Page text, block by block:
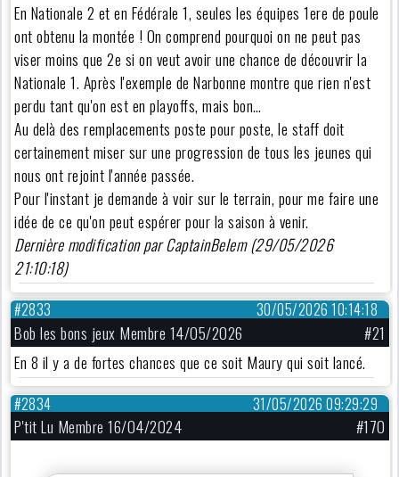
En Nationale 2 et en Fédérale 1, seules les équipes 1ere de poule
ont obtenu la montée ! On comprend pourquoi on ne peut pas
viser moins que 2e si on veut avoir une chance de découvrir la
Nationale 1. Après l'exemple de Narbonne montre que rien n'est
perdu tant qu'on est en playoffs, mais bon…
Au delà des remplacements poste pour poste, le staff doit
certainement miser sur une progression de tous les jeunes qui
nous ont rejoint l'année passée.
Pour l'instant je demande à voir sur le terrain, pour me faire une
idée de ce qu'on peut espérer pour la saison à venir.
Dernière modification par CaptainBelem (29/05/2026
21:10:18)
30/05/2026 10:14:18
#2833
Bob les bons jeux Membre 14/05/2026
#21
En 8 il y a de fortes chances que ce soit Maury qui soit lancé.
31/05/2026 09:29:29
#2834
P'tit Lu Membre 16/04/2024 #170